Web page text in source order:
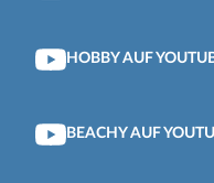
HOBBY AUF
BEACHY AUF